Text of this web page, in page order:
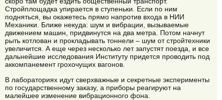
Стройплощадка упирается в ступеньки. Если по ним
подняться, вы окажетесь прямо напротив входа в НИИ
Механики. Ближе некуда: шум и вибрации, вызываемые
движением машин, придвинутся на два метра. Потом начнут
рыть котлован и прокладывать тоннели – шум от стройтехники
увеличится. А еще через несколько лет запустят поезда, и все
дальнейшие исследования Институту придется проводить под
аккомпанемент грохочущих вагонов.
В лабораториях идут сверхважные и секретные эксперименты
по государственному заказу, а приборы реагируют на
малейшее изменение вибрационного фона.